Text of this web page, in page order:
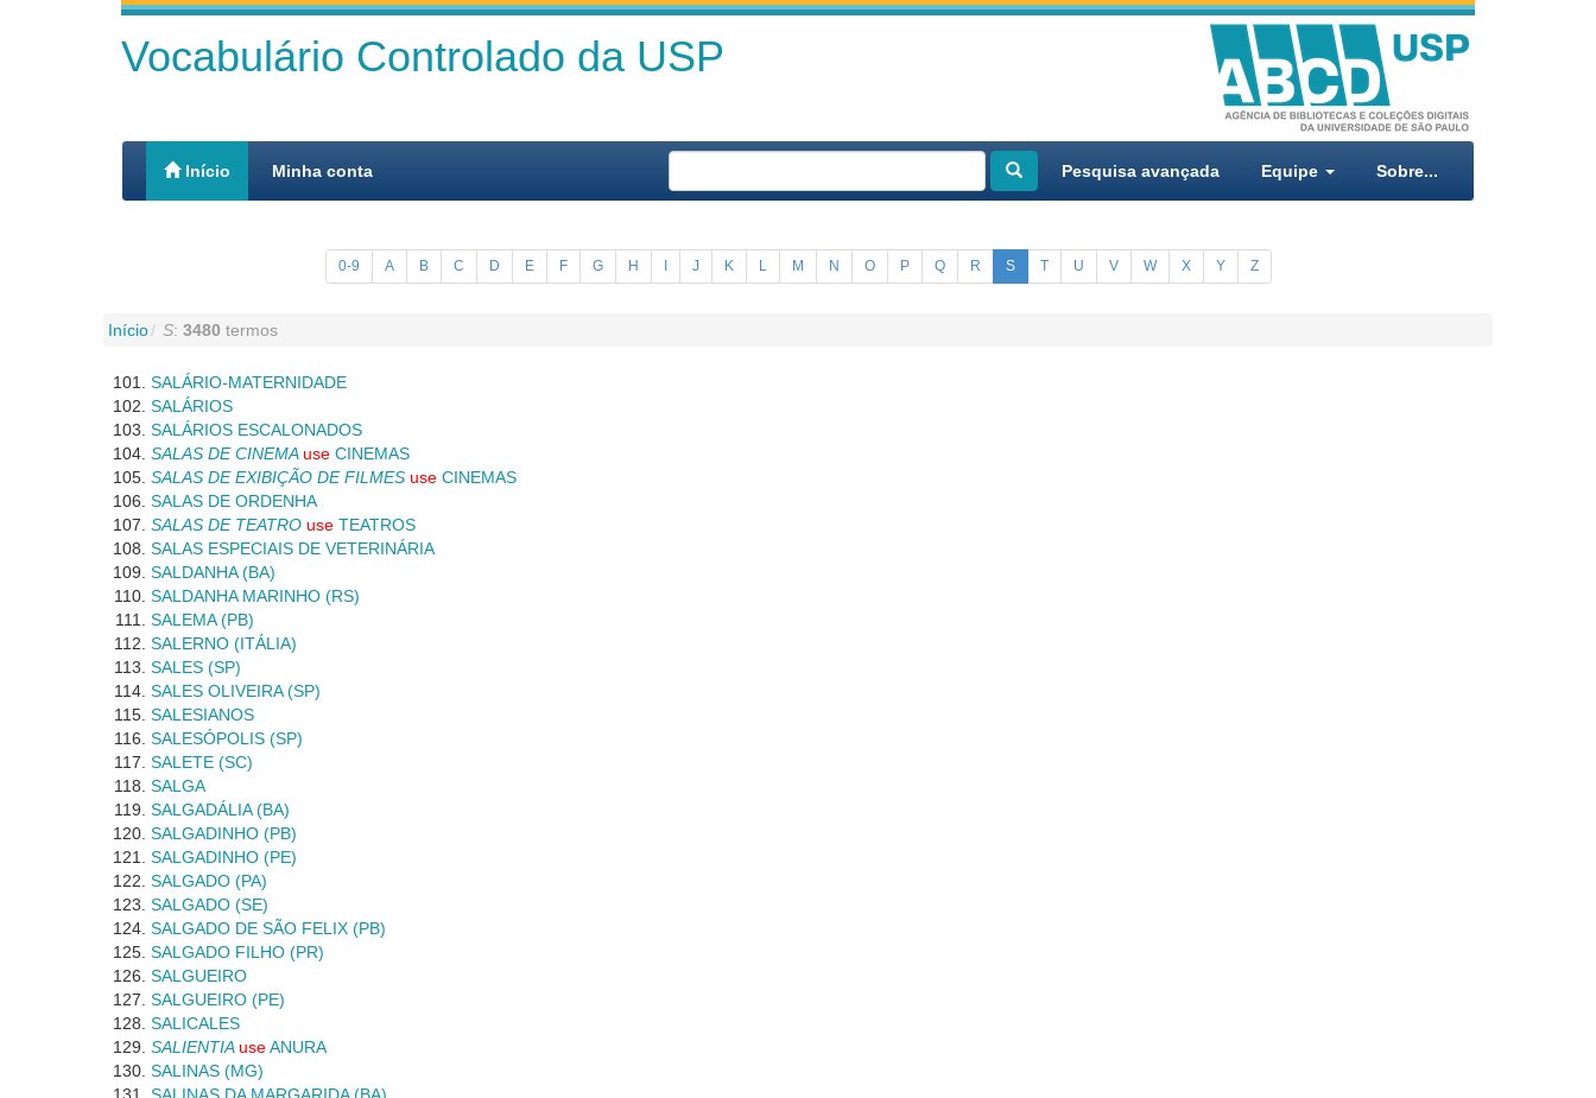
Vocabulário Controlado da USP
Início Minha conta Pesquisa avançada Equipe Sobre...
0-9 A B C D E F G H I J K L M N O P Q R S T U V W X Y Z
Início S: 3480 termos
SALÁRIO-MATERNIDADE
SALÁRIOS
SALÁRIOS ESCALONADOS
SALAS DE CINEMAuse CINEMAS
SALAS DE EXIBIÇÃO DE FILMES use CINEMAS
SALAS DE ORDENHA
SALAS DE TEATRO use TEATROS
SALAS ESPECIAIS DE VETERINÁRIA
SALDANHA (BA)
SALDANHA MARINHO (RS)
SALEMA (PB)
SALERNO (ITÁLIA)
SALES (SP)
SALES OLIVEIRA (SP)
SALESIANOS
SALESÓPOLIS (SP)
SALETE (SC)
SALGA
SALGADÁLIA (BA)
SALGADINHO (PB)
SALGADINHO (PE)
SALGADO (PA)
SALGADO (SE)
SALGADO DE SÃO FELIX (PB)
SALGADO FILHO (PR)
SALGUEIRO
SALGUEIRO (PE)
SALICALES
SALIENTIAuseANURA
SALINAS (MG)
SALINAS DA MARGARIDA (BA)